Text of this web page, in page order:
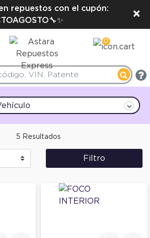
en repuestos con el cupón:
×
0
5 Resultados
Filtro